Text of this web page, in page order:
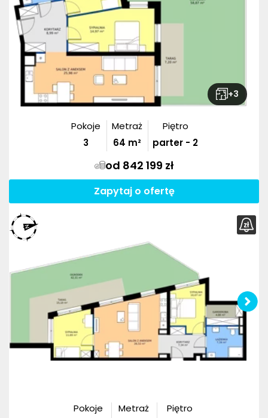
+3
Pokoje
3
Metraż
64 m²
Piętro
parter - 2
od 842 199 zł
Zapytaj o ofertę
Pokoje
Metraż
Piętro